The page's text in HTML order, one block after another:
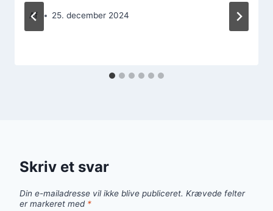
Af 25. december 2024
Skriv et svar
Din e-mailadresse vil ikke blive publiceret. Krævede felter
er markeret med *